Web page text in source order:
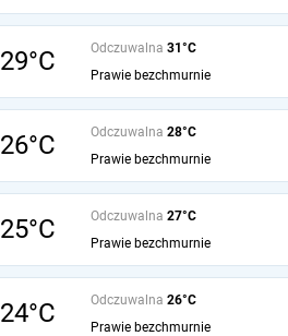
29°C Odczuwalna 31°C
Prawie bezchmurnie
26°C Odczuwalna 28°C
Prawie bezchmurnie
25°C Odczuwalna 27°C
Prawie bezchmurnie
24°C Odczuwalna 26°C
Prawie bezchmurnie